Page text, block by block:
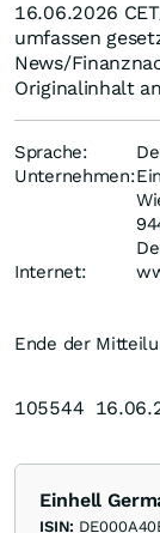
16.06.2026
umfassen
News/
Originalinhalt
Sprache:
Unternehmen:
Internet:
Ende der
105544
Einhell
ISIN: